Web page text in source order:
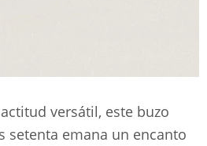
versátil, este buzo
setenta emana un encanto